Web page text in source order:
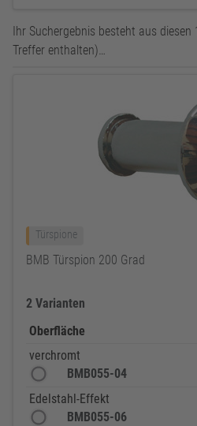
Ihr Suchergebnis besteht aus
Treffer enthalten)…
Türspione
BMB Türspion 200 Grad
2 Varianten
Oberfläche
verchromt
BMB055-04
Edelstahl-Effekt
BMB055-06